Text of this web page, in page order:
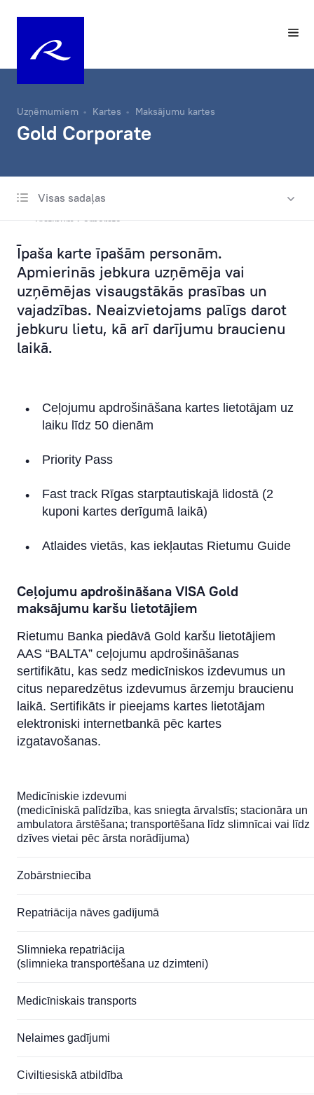
Uzņēmumiem Kartes Maksājumu kartes
Gold Corporate
Visas sadaļas
Maksājumu kartes
Platinum Corporate
Gold Corporate
Silver Corporate
Classic Corporate
Apple Pay
Ērtība un drošība
Apdrošināšana
FAQ: Kartes
Visa Click to Pay
Īpaša karte īpašām personām.
Apmierinās jebkura uzņēmēja vai
uzņēmējas visaugstākās prasības un
vajadzības. Neaizvietojams palīgs darot
jebkuru lietu, kā arī darījumu braucienu
laikā.
Ceļojumu apdrošināšana kartes lietotājam uz
laiku līdz 50 dienām
Priority Pass
Fast track Rīgas starptautiskajā lidostā (2
kuponi kartes derīgumā laikā)
Atlaides vietās, kas iekļautas Rietumu Guide
Ceļojumu apdrošināšana VISA Gold
maksājumu karšu lietotājiem
Rietumu Banka piedāvā Gold karšu lietotājiem
AAS “BALTA” ceļojumu apdrošināšanas
sertifikātu, kas sedz medicīniskos izdevumus un
citus neparedzētus izdevumus ārzemju braucienu
laikā. Sertifikāts ir pieejams kartes lietotājam
elektroniski internetbankā pēc kartes
izgatavošanas.
Medicīniskie izdevumi
(medicīniskā palīdzība, kas sniegta ārvalstīs; stacionāra un
ambulatora ārstēšana; transportēšana līdz slimnīcai vai līdz
dzīves vietai pēc ārsta norādījuma)
Zobārstniecība
Repatriācija nāves gadījumā
Slimnieka repatriācija
(slimnieka transportēšana uz dzimteni)
Medicīniskais transports
Nelaimes gadījumi
Civiltiesiskā atbildība